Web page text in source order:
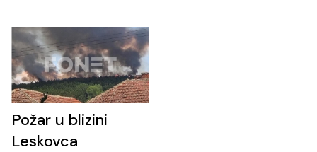
Požar u blizini
Leskovca